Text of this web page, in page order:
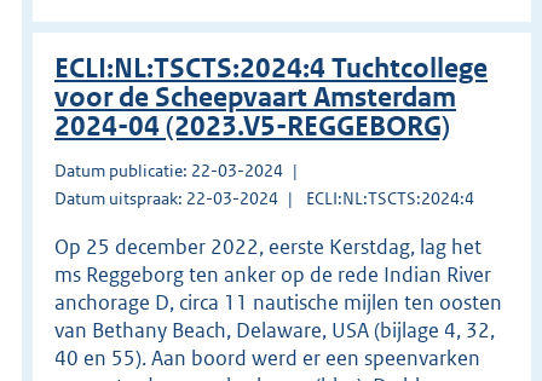
ECLI:NL:TSCTS:2024:4 Tuchtcollege
voor de Scheepvaart Amsterdam
2024-04 (2023.V5-REGGEBORG)
Datum publicatie: 22-03-2024
Datum uitspraak: 22-03-2024
ECLI:NL:TSCTS:2024:4
Op 25 december 2022, eerste Kerstdag, lag het
ms Reggeborg ten anker op de rede Indian River
anchorage D, circa 11 nautische mijlen ten oosten
van Bethany Beach, Delaware, USA (bijlage 4, 32,
40 en 55). Aan boord werd er een speenvarken